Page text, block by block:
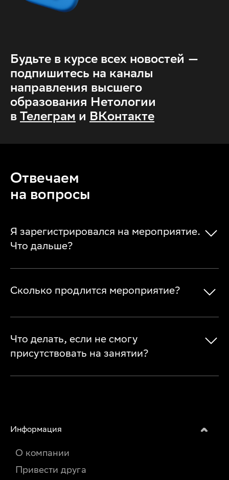
Будьте в курсе всех новостей —
подпишитесь на каналы
направления высшего
образования Нетологии
в Телеграм и ВКонтакте
Отвечаем
на вопросы
Я зарегистрировался на мероприятие.
Что дальше?
Сколько продлится мероприятие?
Что делать, если не смогу
присутствовать на занятии?
Информация
О компании
Привести друга